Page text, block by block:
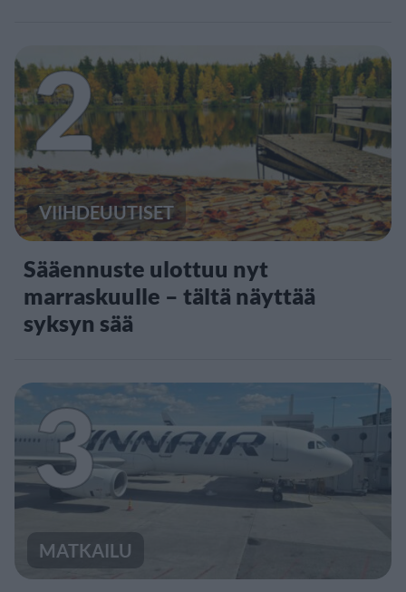
2
VIIHDEUUTISET
Sääennuste ulottuu nyt
marraskuulle – tältä näyttää
syksyn sää
3
MATKAILU